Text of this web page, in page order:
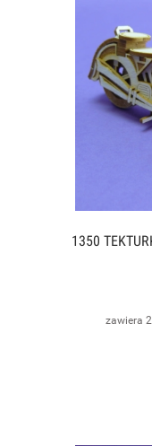
1350
zawiera